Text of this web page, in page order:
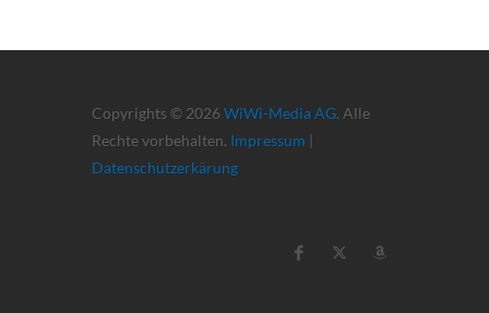
Copyrights © 2026 WiWi-Media AG. Alle
Rechte vorbehalten. Impressum |
Datenschutzerkärung